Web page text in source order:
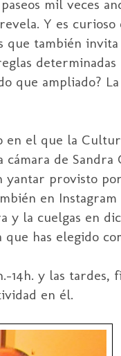
mil veces
Y es
que también
determinadas
que ampliado?
el que la
de Sandra
yantar provisto
en
y la cuelgas en
has elegido
14h. y las tardes,
en él.